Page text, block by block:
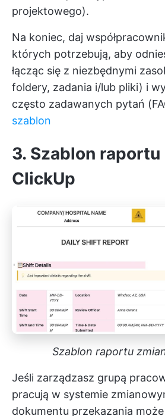
projektowego).
Na koniec, daj
których potrzebują, aby
łącząc się z niezbędnymi
foldery, zadania i/lub pliki) i
często zadawanych pytań
szablon
3. Szablon
ClickUp
Szablon raportu
Jeśli zarządzasz grupą
pracują w systemie
dokumentu przekazania